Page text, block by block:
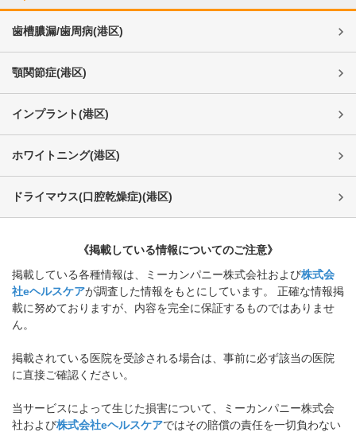
歯槽膿漏/歯周病(港区)
顎関節症(港区)
インプラント(港区)
ホワイトニング(港区)
ドライマウス(口腔乾燥症)(港区)
《掲載している情報についてのご注意》
掲載している各種情報は、ミーカンパニー株式会社および株式会
社eヘルスケアが調査した情報をもとにしています。 正確な情報掲
載に努めておりますが、内容を完全に保証するものではありませ
ん。
掲載されている医院を受診される場合は、事前に必ず該当の医院
に直接ご確認ください。
当サービスによって生じた損害について、ミーカンパニー株式会
社および株式会社eヘルスケアではその賠償の責任を一切負わない